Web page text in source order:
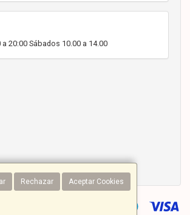
Rechazar Aceptar Cookies
20:00 Sábados 10.00 a 14.00